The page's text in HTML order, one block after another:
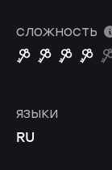
сложность
языки
RU